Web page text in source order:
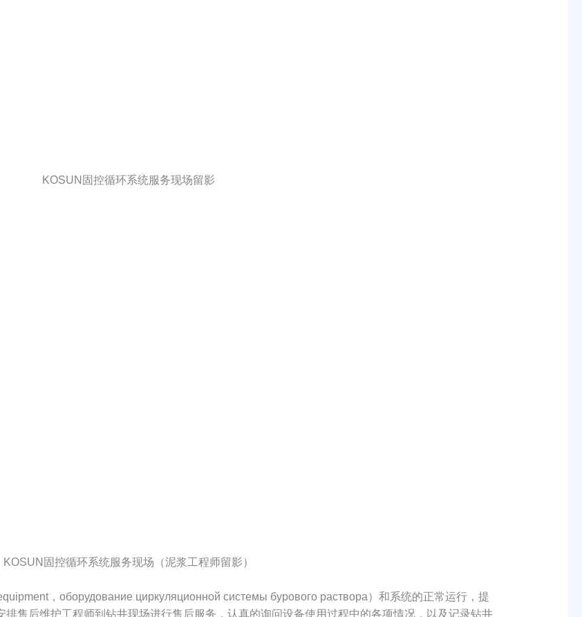
KOSUN固控循环系统服务现场留影
固控循环系统服务现场（泥浆工程师留影）
，оборудование циркуляционной системы бурового раствора）和系统的正常运行，提
售后维护工程师到钻井现场进行售后服务，认真的询问设备使用过程中的各项情况，以及记录钻井